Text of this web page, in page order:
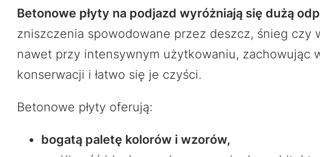
Betonowe płyty na podjazd wyróżniają się dużą
zniszczenia spowodowane przez deszcz, śnieg czy
nawet przy intensywnym użytkowaniu, zachowując
konserwacji i łatwo się je czyści.
Betonowe płyty oferują:
bogatą paletę kolorów i wzorów,